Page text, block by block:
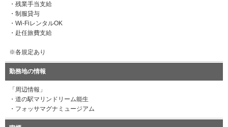
・残業手当支給
・制服貸与
・Wi-FiレンタルOK
・赴任旅費支給
※各規定あり
勤務地の情報
「周辺情報」
・道の駅マリンドリーム能生
・フォッサマグナミュージアム